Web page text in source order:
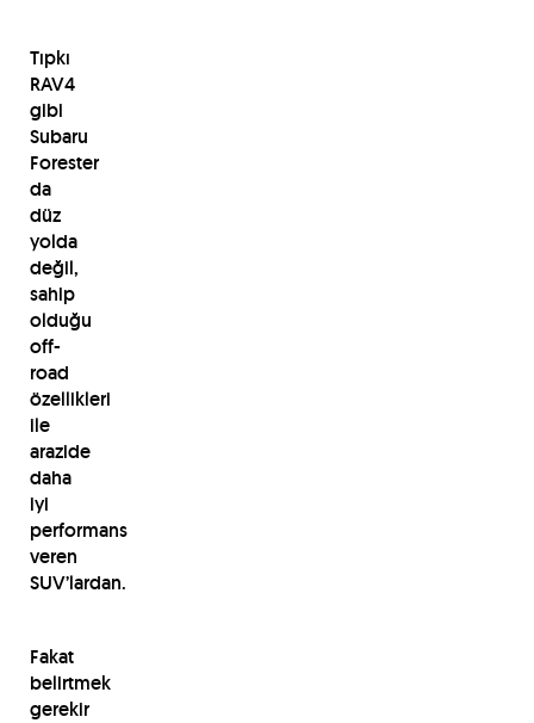
Tıpkı
RAV4
gibi
Subaru
Forester
da
düz
yolda
değil,
sahip
olduğu
off-
road
özellikleri
ile
arazide
daha
iyi
performans
veren
SUV’lardan.
Fakat
belirtmek
gerekir